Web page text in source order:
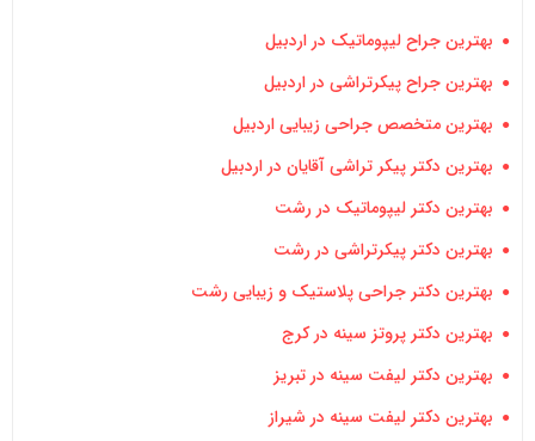
بهترین جراح لیپوماتیک در اردبیل
بهترین جراح پیکرتراشی در اردبیل
بهترین متخصص جراحی زیبایی اردبیل
بهترین دکتر پیکر تراشی آقایان در اردبیل
بهترین دکتر لیپوماتیک در رشت
بهترین دکتر پیکرتراشی در رشت
بهترین دکتر جراحی پلاستیک و زیبایی رشت
بهترین دکتر پروتز سینه در کرج
بهترین دکتر لیفت سینه در تبریز
بهترین دکتر لیفت سینه در شیراز